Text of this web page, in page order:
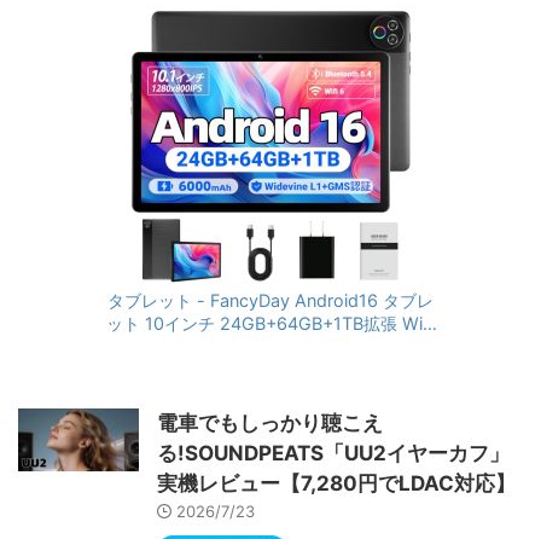
タブレット - FancyDay Android16 タブレ
ット 10インチ 24GB+64GB+1TB拡張 WiFi
RGBライト 児童守護 IPS画面 日本語説明書
電車でもしっかり聴こえ
る!SOUNDPEATS「UU2イヤーカフ」
実機レビュー【7,280円でLDAC対応】
2026/7/23